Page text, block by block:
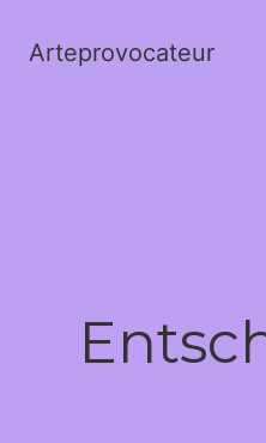
Arteprovocateur